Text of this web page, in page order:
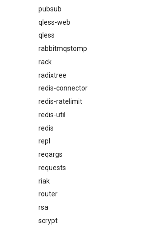
pubsub
qless-web
qless
rabbitmqstomp
rack
radixtree
redis-connector
redis-ratelimit
redis-util
redis
repl
reqargs
requests
riak
router
rsa
scrypt